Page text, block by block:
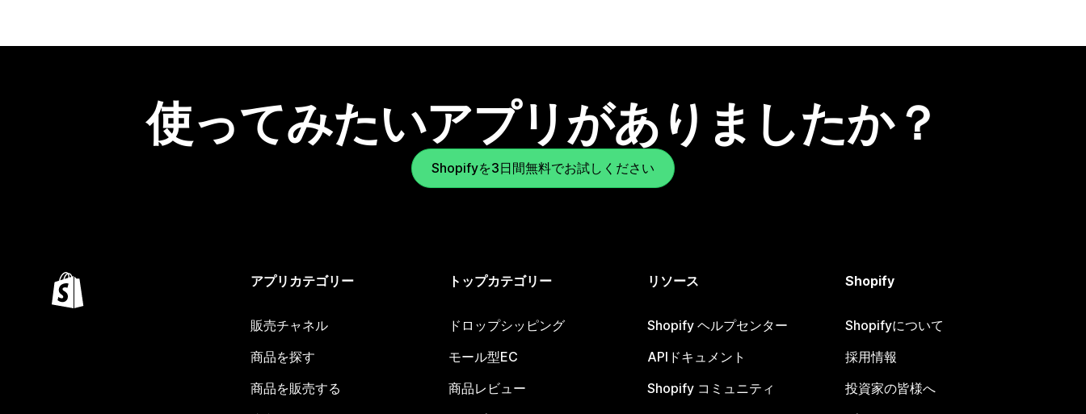
使ってみたいアプリがありましたか？
Shopifyを3日間無料でお試しください
アプリカテゴリー
販売チャネル
商品を探す
商品を販売する
トップカテゴリー
ドロップシッピング
モール型EC
商品レビュー
リソース
Shopify ヘルプセンター
APIドキュメント
Shopify コミュニティ
Shopify
Shopifyについて
採用情報
投資家の皆様へ